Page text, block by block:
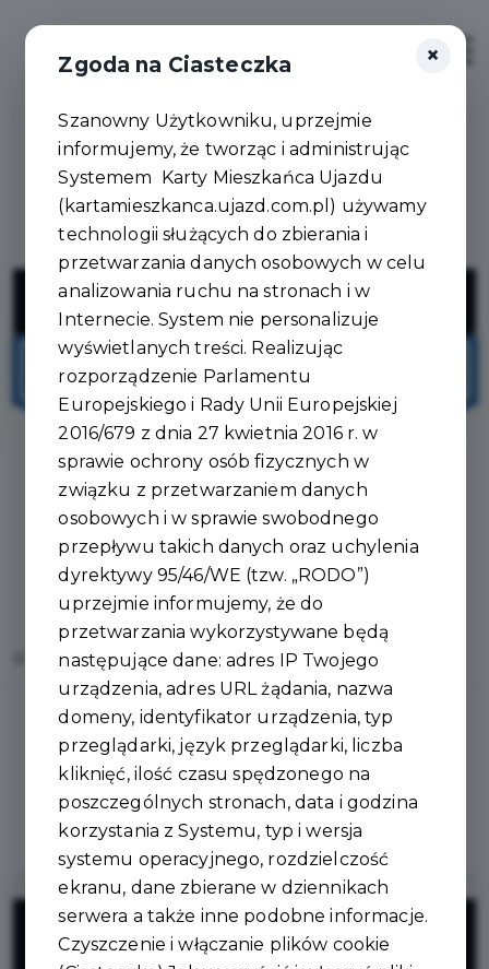
Agmar - Obrusy, rolety, plisy -
producent
Home Oferty Agmar - Obrusy, rolety, plisy - producent
Regulamin i warunki
5%
×
Zgoda na Ciasteczka
Szanowny Użytkowniku, uprzejmie
informujemy, że tworząc i administrując
Systemem Karty Mieszkańca Ujazdu
(kartamieszkanca.ujazd.com.pl) używamy
technologii służących do zbierania i
przetwarzania danych osobowych w celu
analizowania ruchu na stronach i w
Internecie. System nie personalizuje
wyświetlanych treści. Realizując
rozporządzenie Parlamentu
Europejskiego i Rady Unii Europejskiej
2016/679 z dnia 27 kwietnia 2016 r. w
sprawie ochrony osób fizycznych w
związku z przetwarzaniem danych
osobowych i w sprawie swobodnego
przepływu takich danych oraz uchylenia
dyrektywy 95/46/WE (tzw. „RODO”)
uprzejmie informujemy, że do
przetwarzania wykorzystywane będą
następujące dane: adres IP Twojego
urządzenia, adres URL żądania, nazwa
domeny, identyfikator urządzenia, typ
przeglądarki, język przeglądarki, liczba
kliknięć, ilość czasu spędzonego na
poszczególnych stronach, data i godzina
korzystania z Systemu, typ i wersja
systemu operacyjnego, rozdzielczość
ekranu, dane zbierane w dziennikach
serwera a także inne podobne informacje.
Czyszczenie i włączanie plików cookie